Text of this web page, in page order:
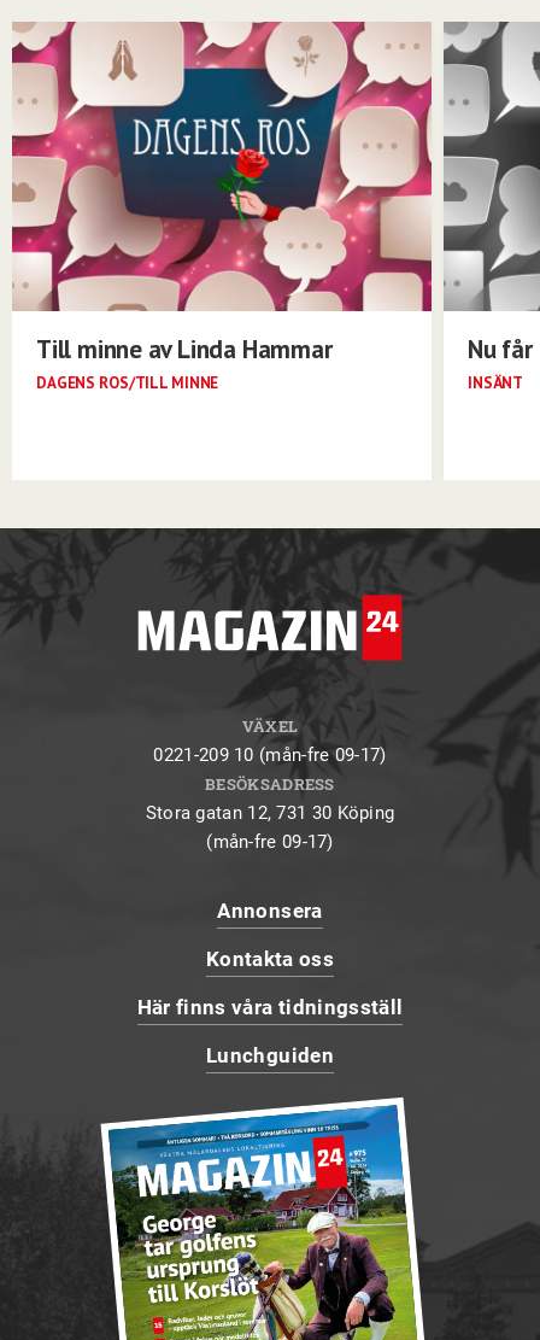
Till minne av Linda Hammar
DAGENS ROS/TILL MINNE
Nu
INSÄNT
VÄXEL
0221-209 10 (mån-fre 09-17)
BESÖKSADRESS
Stora gatan 12, 731 30 Köping
(mån-fre 09-17)
Annonsera
Kontakta oss
Här finns våra tidningsställ
Lunchguiden